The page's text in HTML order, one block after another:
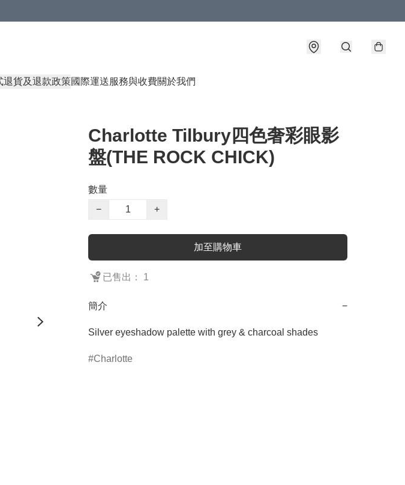
退貨及退款政策國際運送服務與收費關於我們
Charlotte Tilbury四色奢彩眼影
盤(THE ROCK CHICK)
數量
−
+
加至購物車
已售出： 1
簡介 −
Silver eyeshadow palette with grey & charcoal shades
Charlotte